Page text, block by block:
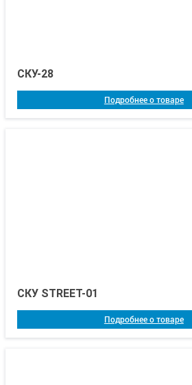
СКУ-28
Подробнее о товаре
СКУ STREET-01
Подробнее о товаре